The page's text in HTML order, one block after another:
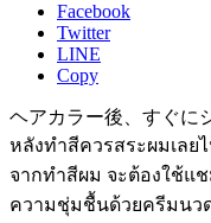
Facebook
Twitter
LINE
Copy
ヘアカラー後、すぐに
หลังทำสีควรสระผมเลย
จากทำสีผม จะต้องใช้แ
ความชุ่มชื้นด้วยครีมนว